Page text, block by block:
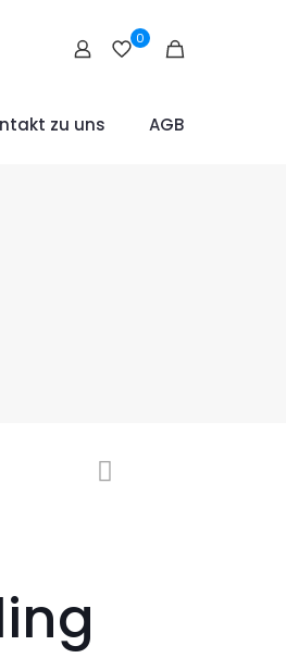
0
zu uns AGB